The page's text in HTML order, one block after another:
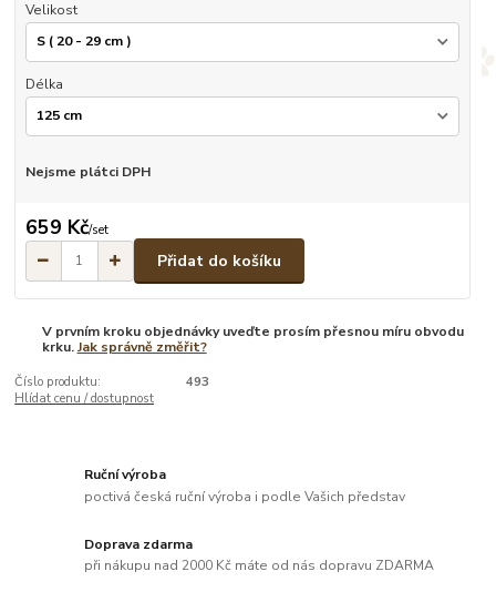
Velikost
Délka
Nejsme plátci DPH
659 Kč/set
Přidat do košíku
V prvním kroku objednávky uveďte prosím přesnou míru obvodu
krku.Jak správně změřit?
Číslo produktu:
493
Hlídat cenu / dostupnost
Ruční výroba
poctivá česká ruční výroba i podle Vašich představ
Doprava zdarma
při nákupu nad 2000 Kč máte od nás dopravu ZDARMA